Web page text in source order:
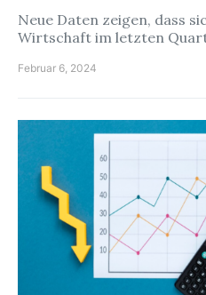
Neue Daten zeigen, dass
Wirtschaft im letzten
Februar 6, 2024